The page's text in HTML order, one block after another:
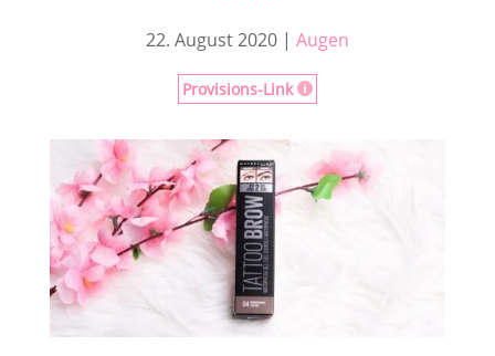
22. August 2020| Augen
Provisions-Link 